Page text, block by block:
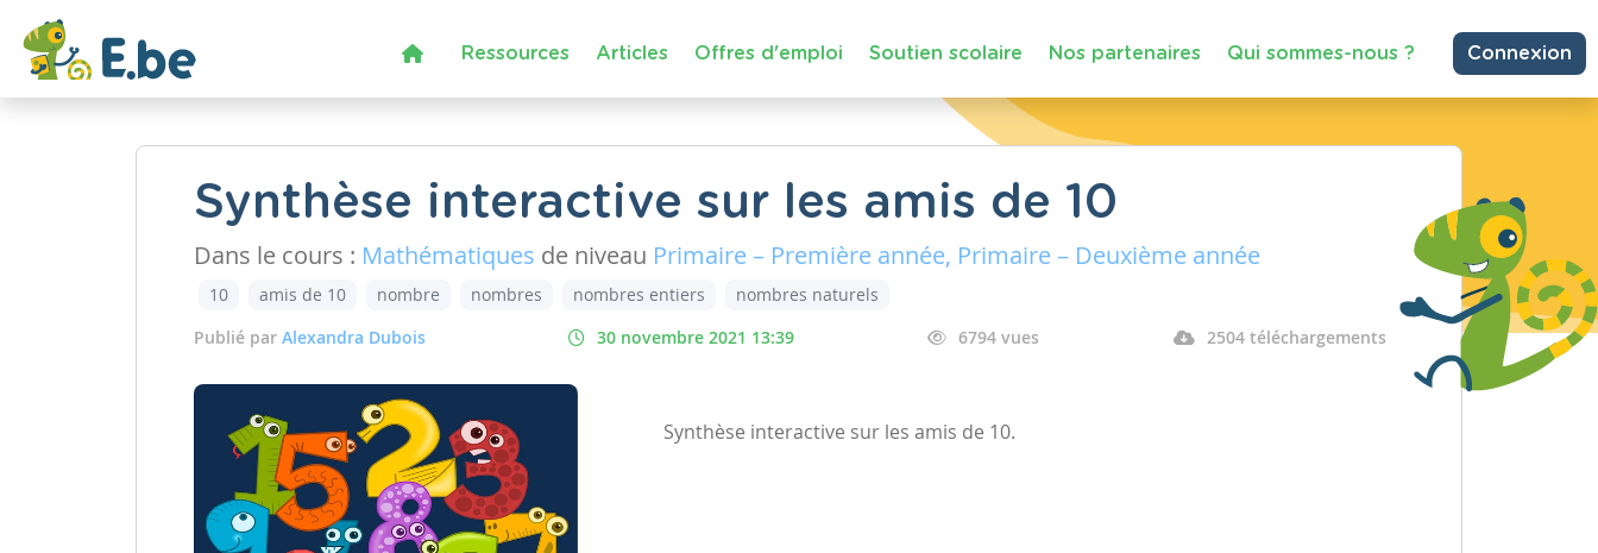
Ressources Articles Offres d'emploi Soutien scolaire Nos partenaires Qui sommes-nous ? Connexion
Synthèse interactive sur les amis de 10
Dans le cours : Mathématiques de niveau Primaire – Première année, Primaire – Deuxième année
10 amis de 10 nombre nombres nombres entiers
nombres naturels
Publié par Alexandra Dubois 30 novembre 2021 13:39 6794 vues 2504 téléchargements
Synthèse interactive sur les amis de 10.